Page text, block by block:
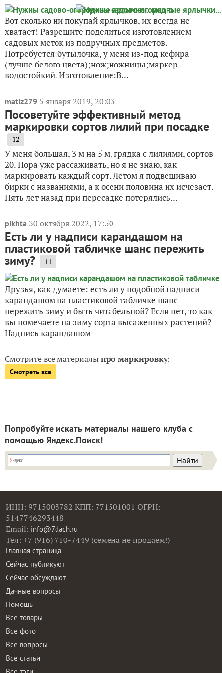
Вот сколько ни покупай ярлычков, их всегда не
хватает! Разрешите поделиться изготовлением
садовых меток из подручных предметов.
Потребуется:бутылочка, у меня из-под кефира
(лучше белого цвета);нож;ножницы;маркер
водостойкий. Изготовление:В...
matiz279 5 января 2019, 20:03
Посоветуйте эффективный метод
маркировки сортов лилий при посадке
12
У меня большая, 3 м на 5 м, грядка с лилиями, сортов
20. Пора уже рассаживать, но я не знаю, как
маркировать каждый сорт. Летом я подвешиваю
бирки с названиями, а к осени половина их исчезает.
Пять лет назад при пересадке потерялись...
pikhta 30 октября 2022, 17:50
Есть ли у надписи карандашом на
пластиковой табличке шанс пережить
зиму? 11
Друзья, как думаете: есть ли у подобной надписи
карандашом на пластиковой табличке шанс
пережить зиму и быть читабельной? Если нет, то как
вы помечаете на зиму сорта высаженных растений?
Надпись карандашом
Смотрите все материалыпро маркировку:
Смотреть все
Попробуйте искать материалы нашего клуба с
помощью Яндекс.Поиск!
ИНН: 9715003782 КПП: 771501001 ОГРН:
5147746293448
Email: info@7dach.ru
Тел: +7 (916) 710-7449 (семена не продаем!)
Главная страница
Сейчас публикуют
Сейчас обсуждают
Дачные вопросы
Помощь
Все товары
Все фото
Все вопросы
Все статьи